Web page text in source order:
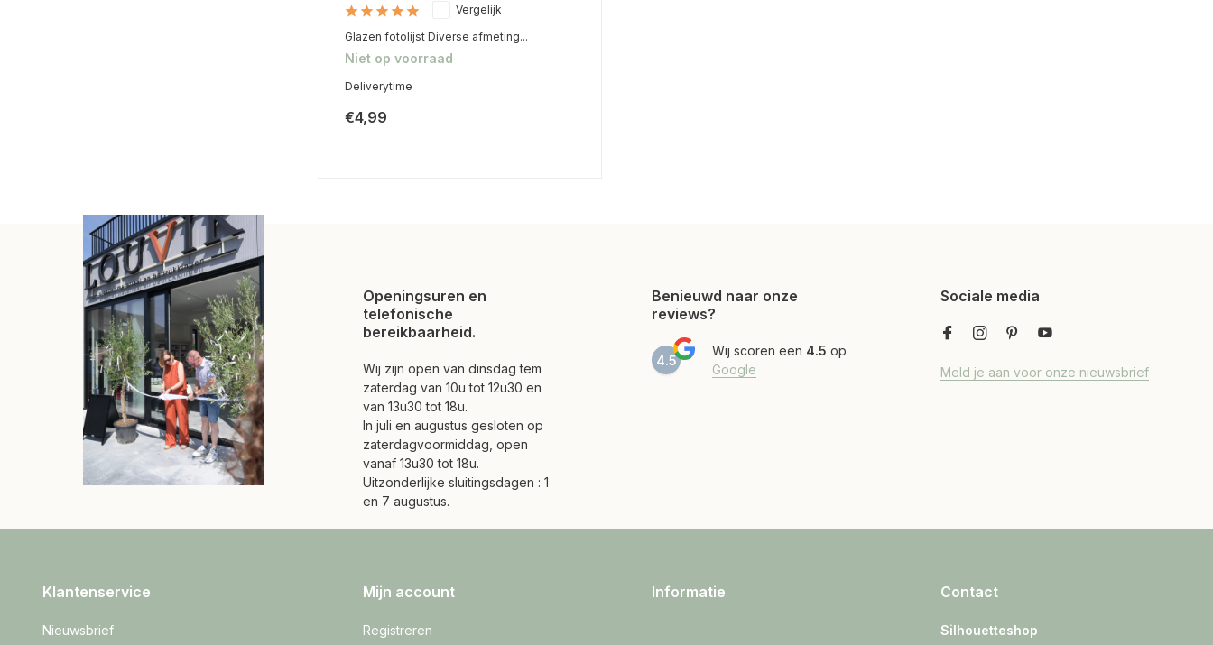
Vergelijk
Glazen fotolijst Diverse afmeting...
Niet op voorraad
Deliverytime
€4,99
Openingsuren en
telefonische
bereikbaarheid.
Wij zijn open van dinsdag tem
zaterdag van 10u tot 12u30 en
van 13u30 tot 18u.
In juli en augustus gesloten op
zaterdagvoormiddag, open
vanaf 13u30 tot 18u.
Uitzonderlijke sluitingsdagen : 1
en 7 augustus.
Benieuwd naar onze
reviews?
4.5
Wij scoren een 4.5 op
Google
Sociale media
Meld je aan voor onze nieuwsbrief
Klantenservice
Nieuwsbrief
Mijn account
Registreren
Informatie Contact
Silhouetteshop